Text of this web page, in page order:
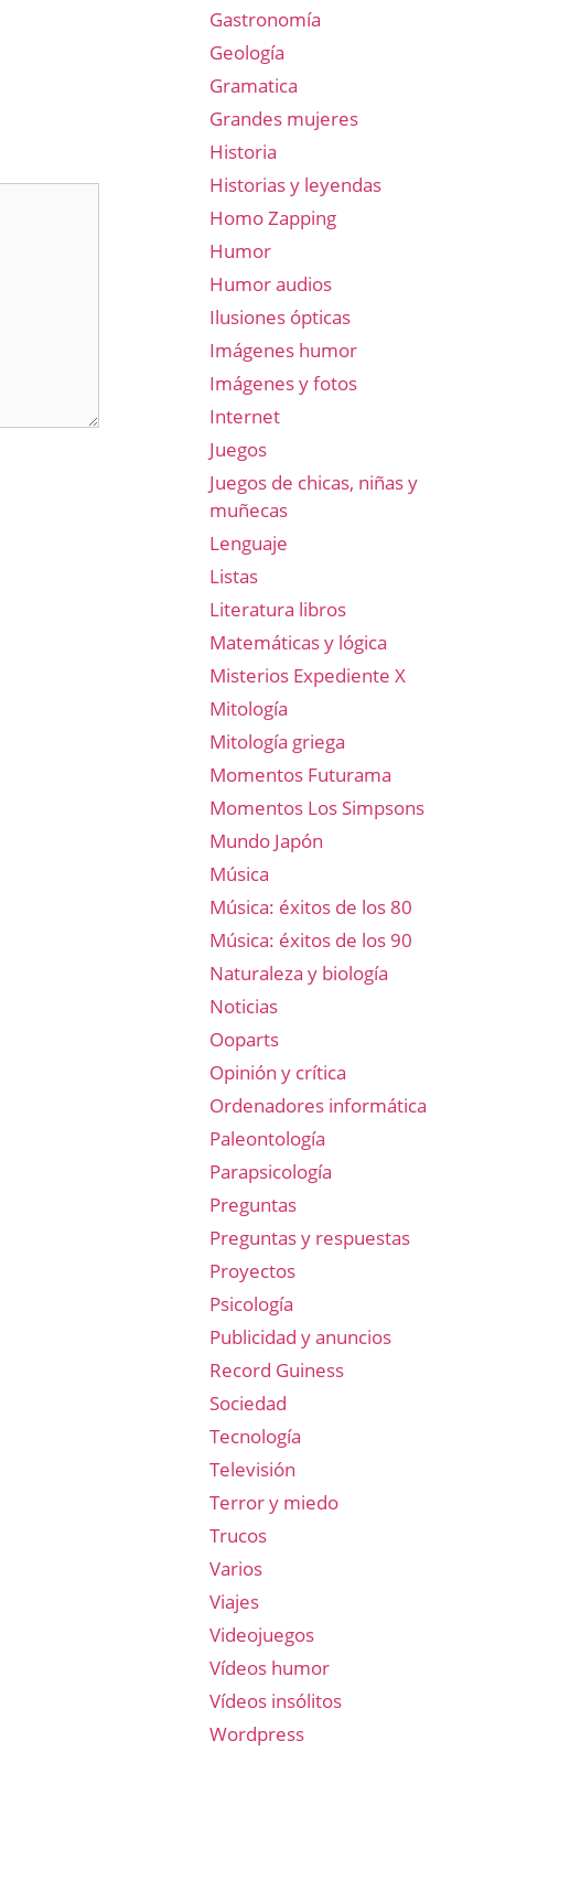
Gastronomía
Geología
Gramatica
Grandes mujeres
Historia
Historias y leyendas
Homo Zapping
Humor
Humor audios
Ilusiones ópticas
Imágenes humor
Imágenes y fotos
Internet
Juegos
Juegos de chicas, niñas y
muñecas
Lenguaje
Listas
Literatura libros
Matemáticas y lógica
Misterios Expediente X
Mitología
Mitología griega
Momentos Futurama
Momentos Los Simpsons
Mundo Japón
Música
Música: éxitos de los 80
Música: éxitos de los 90
Naturaleza y biología
Noticias
Ooparts
Opinión y crítica
Ordenadores informática
Paleontología
Parapsicología
Preguntas
Preguntas y respuestas
Proyectos
Psicología
Publicidad y anuncios
Record Guiness
Sociedad
Tecnología
Televisión
Terror y miedo
Trucos
Varios
Viajes
Videojuegos
Vídeos humor
Vídeos insólitos
Wordpress